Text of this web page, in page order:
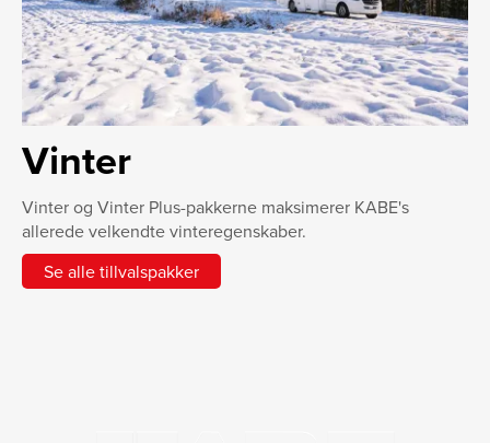
Vinter
Vinter og Vinter Plus-pakkerne maksimerer KABE's
allerede velkendte vinteregenskaber.
Se alle tillvalspakker